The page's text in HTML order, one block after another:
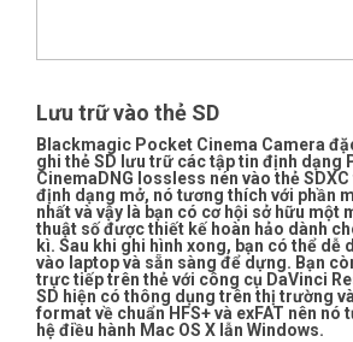
Lưu trữ vào thẻ SD
Blackmagic Pocket Cinema Camera
ghi thẻ SD lưu trữ các tập tin định dạng
CinemaDNG lossless nén vào thẻ
định dạng mở, nó tương thích với phần
nhất và vậy là bạn có cơ hội sở hữu một
thuật số được thiết kế hoàn hảo dành
kì. Sau khi ghi hình xong, bạn có thể dễ
vào laptop và sẵn sàng để dựng. Bạn
trực tiếp trên thẻ với công cụ DaVinci
SD hiện có thông dụng trên thị trường
format về chuẩn HFS+ và exFAT nên nó
hệ điều hành Mac OS X lẫn Windows.